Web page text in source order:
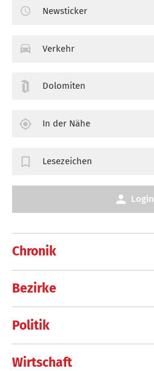
Chronik
Bezirke
Politik
Wirtschaft
Newsticker
Verkehr
Dolomiten
In der Nähe
Lesezeichen
Login